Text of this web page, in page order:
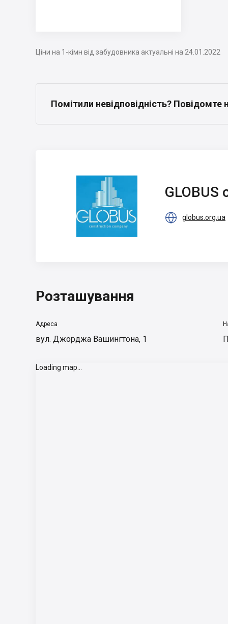
Ціни на 1-кімн від забудовника актуальні на 24.01.2022
Помітили невідповідність? Повідомте
GLOBUS
construction
company
 globus.org.ua
Розташування
Адреса
вул. Джорджа Вашингтона, 1
Loading map...